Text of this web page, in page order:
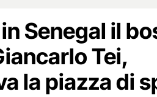
Senegal il
Tei,
la piazza di